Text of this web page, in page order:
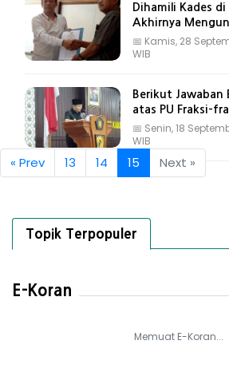
Dihamili Kades
Akhirnya
📅 Kamis, 28
WIB
Berikut Jawaban
atas PU Fraksi-
📅 Senin, 18
WIB
« Prev 13 14 15 Next »
Topik Terpopuler
E-Koran
Memuat E-Koran...